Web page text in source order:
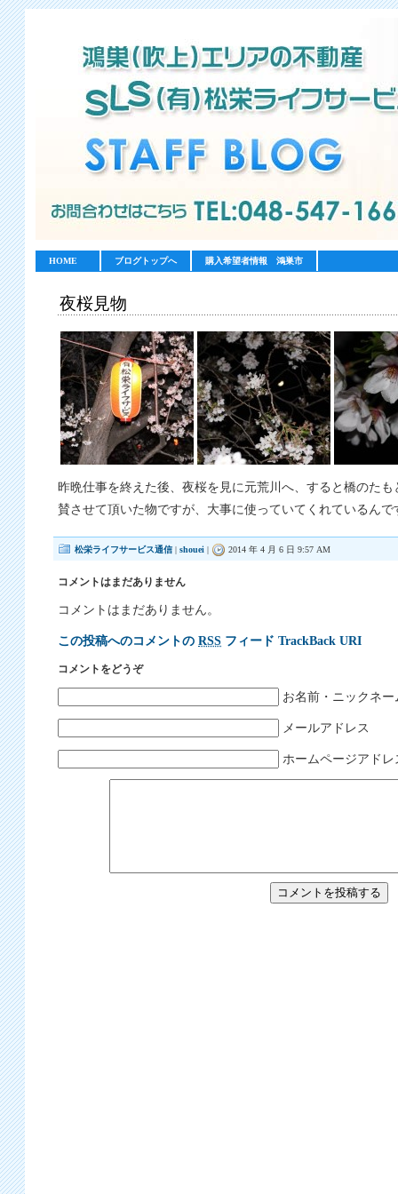
HOME ブログトップへ 購入希望者情報 鴻巣市
夜桜見物
昨晩仕事を終えた後、夜桜を見に元荒川へ、すると橋のた
賛させて頂いた物ですが、大事に使っていてくれているんで
松栄ライフサービス通信 | shouei | 2014 年 4 月 6 日 9:57 AM
コメントはまだありません
コメントはまだありません。
この投稿へのコメントの RSS フィード TrackBack URI
コメントをどうぞ
お名前・ニックネー
メールアドレス
ホームページアドレ